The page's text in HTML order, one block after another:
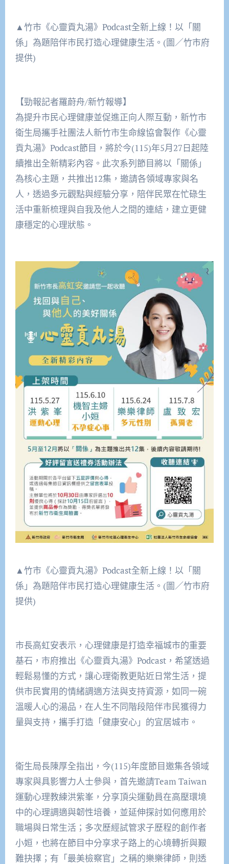
▲竹市《心靈貢丸湯》Podcast全新上線！以「關
係」為題陪伴市民打造心理健康生活。(圖／竹市府
提供)
【勁報記者羅蔚舟/新竹報導】
為提升市民心理健康並促進正向人際互動，新竹市
衛生局攜手社團法人新竹市生命線協會製作《心靈
貢丸湯》Podcast節目，將於今(115)年5月27日起陸
續推出全新精彩內容。此次系列節目將以「關係」
為核心主題，共推出12集，邀請各領域專家與名
人，透過多元觀點與經驗分享，陪伴民眾在忙碌生
活中重新梳理與自我及他人之間的連結，建立更健
康穩定的心理狀態。
▲竹市《心靈貢丸湯》Podcast全新上線！以「關
係」為題陪伴市民打造心理健康生活。(圖／竹市府
提供)
市長高虹安表示，心理健康是打造幸福城市的重要
基石，市府推出《心靈貢丸湯》Podcast，希望透過
輕鬆易懂的方式，讓心理衛教更貼近日常生活，提
供市民實用的情緒調適方法與支持資源，如同一碗
溫暖人心的湯品，在人生不同階段陪伴市民獲得力
量與支持，攜手打造「健康安心」的宜居城市。
衛生局長陳厚全指出，今(115)年度節目邀集各領域
專家與具影響力人士參與，首先邀請Team Taiwan
運動心理教練洪紫峯，分享頂尖運動員在高壓環境
中的心理調適與韌性培養，並延伸探討如何應用於
職場與日常生活；多次歷經試管求子歷程的創作者
小姮，也將在節目中分享求子路上的心境轉折與艱
難抉擇；有「最美檢察官」之稱的樂樂律師，則透